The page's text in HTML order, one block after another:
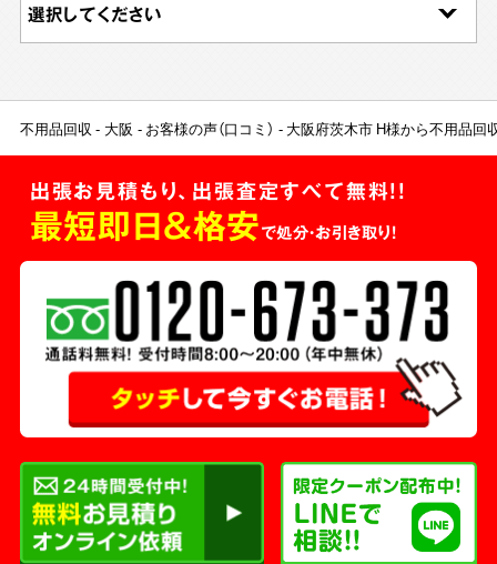
不用品回収 大阪 お客様の声（口コミ） 大阪府茨木市 H様から不用品回
出張お見積もり、出張査定すべて無料!!
最短即日＆格安で処分・お引き取り！